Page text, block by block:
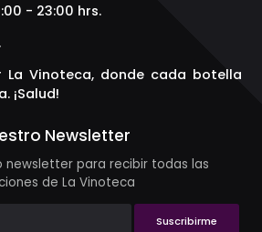
- 23:00 hrs.
La Vinoteca, donde cada botella
¡Salud!
Newsletter
newsletter para recibir todas las
de La Vinoteca
Suscribirme